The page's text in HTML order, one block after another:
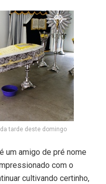
tarde deste domingo
um amigo de pré nome
com o
cultivando certinho,